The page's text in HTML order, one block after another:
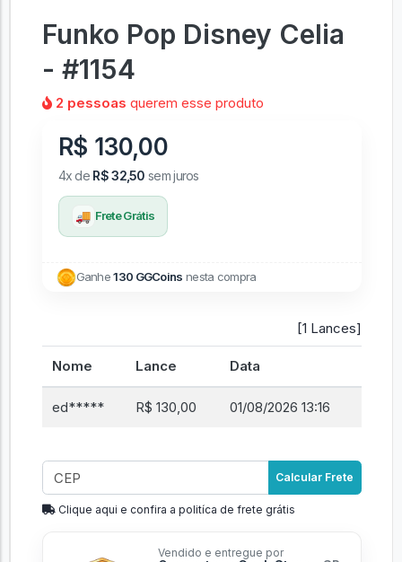
Funko Pop Disney Celia
- #1154
2 pessoas querem esse produto
R$ 130,00
4x de R$ 32,50 sem juros
🚚 Frete Grátis
Ganhe130 GGCoins nesta compra
[1 Lances]
Nome Lance Data
ed***** R$ 130,00 01/08/2026 13:16
Calcular Frete
Clique aqui e confira a politíca de frete grátis
Vendido e entregue por